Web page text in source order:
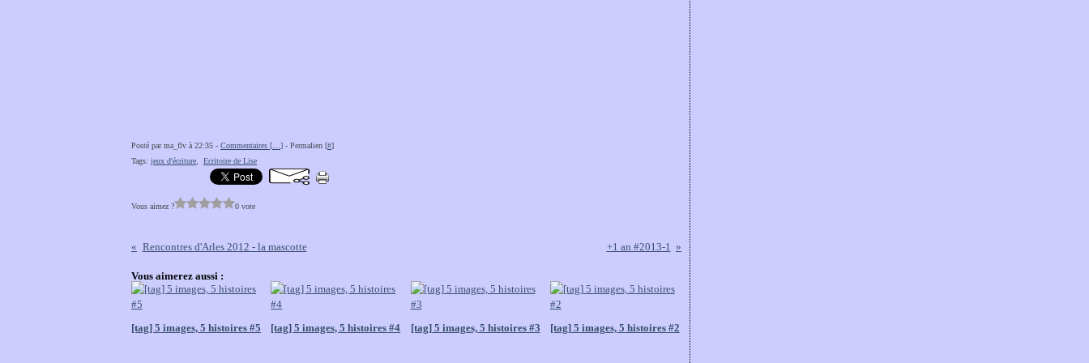
Posté par ma_flv à 22:35 - Commentaires [ ] - Permalien [#]
Tags: jeux d'écriture Ecritoire de Lise
Vous aimez ? 0 vote
Rencontres d'Arles 2012 - la mascotte +1 an #2013-1
Vous aimerez aussi :
[tag] 5 images, 5 histoires #5 [tag] 5 images, 5 histoires #4 [tag] 5 images, 5 histoires #3 [tag] 5 images, 5 histoires #2